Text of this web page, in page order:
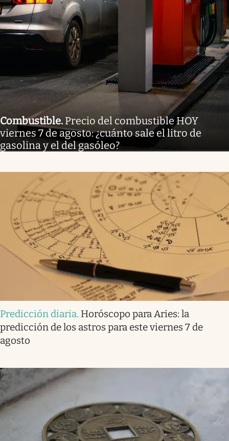
Combustible. Precio del combustible HOY
viernes 7 de agosto: ¿cuánto sale el litro de
gasolina y el del gasóleo?
Predicción diaria. Horóscopo para Aries: la
predicción de los astros para este viernes 7 de
agosto